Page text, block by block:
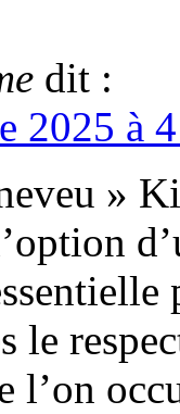
dit :
2025 à
»
le
l’on